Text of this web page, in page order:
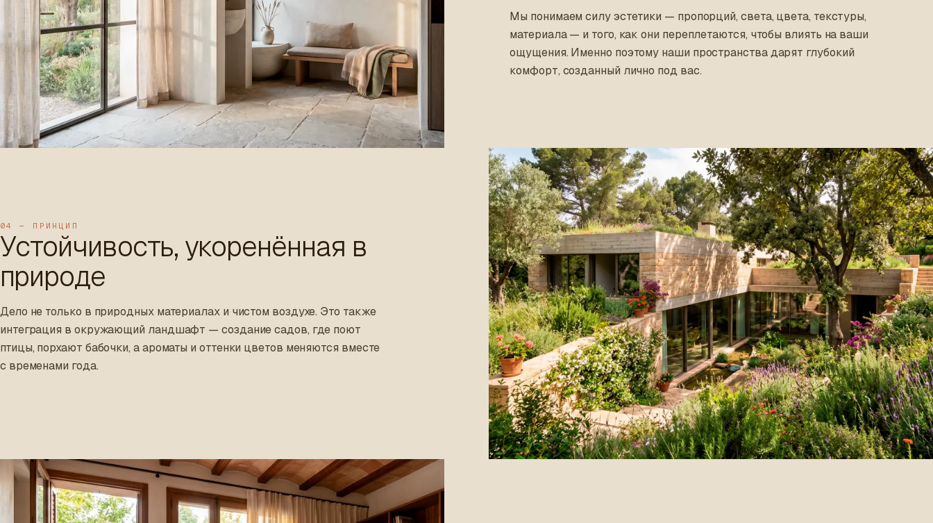
Мы понимаем силу эстетики — пропорций, света, цвета, текстуры,
материала — и того, как они переплетаются, чтобы влиять на ваши
ощущения. Именно поэтому наши пространства дарят глубокий
комфорт, созданный лично под вас.
04 — ПРИНЦИП
Устойчивость, укоренённая в
природе
Дело не только в природных материалах и чистом воздухе. Это также
интеграция в окружающий ландшафт — создание садов, где поют
птицы, порхают бабочки, а ароматы и оттенки цветов меняются вместе
с временами года.